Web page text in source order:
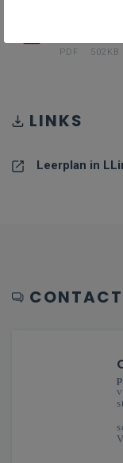
PDF 502KB
LINKS
Leerplan in
CONTACT